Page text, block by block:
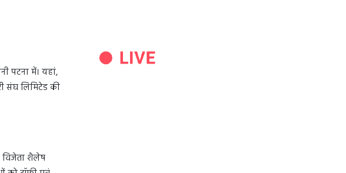
पटना में। यहां,
संघ लिमिटेड की
विजेता शैलेष